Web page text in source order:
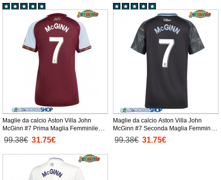
Maglie da calcio Aston Villa John
McGinn #7 Prima Maglia Femminile
2025-26 Manica Corta
99.38€ 31.75€
Maglie da calcio Aston Villa John
McGinn #7 Seconda Maglia Femminile
2025-26 Manica Corta
99.38€ 31.75€